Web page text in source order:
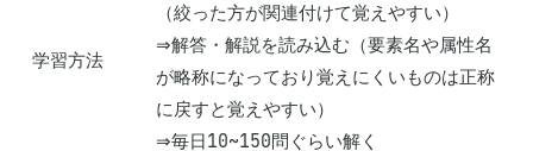
学習方法
（絞った方が関連付けて覚えやすい）
⇒解答・解説を読み込む（要素名や属性名
が略称になっており覚えにくいものは正称
に戻すと覚えやすい）
⇒毎日10~150問ぐらい解く